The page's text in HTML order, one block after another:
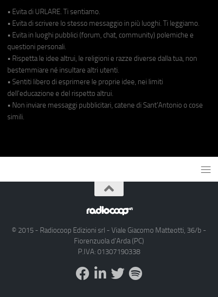
• Evita di URLARE. Ti sentiamo.
• Evita di scrivere lo stesso messaggio in più luoghi. Ti leggiamo.
• Evita in luoghi pubblici (forum, chat, community) polemiche e
questioni personali.
• Rispetta le idee altrui, le religioni e razze diverse dalla tua, non
bestemmiare né insultare altri utenti.
• Sentiti libero di esprimere le proprie idee, nei limiti
dell'educazione e del rispetto altrui.
• Non inviare messaggi pubblicitari, catene di Sant'Antonio o cose
simili.
© 2015 - Radiocoop Edizioni srl - Viale Giacomo Matteotti, 36/b -
Fiorenzuola d'Arda (PC)
P.IVA: 01307190338